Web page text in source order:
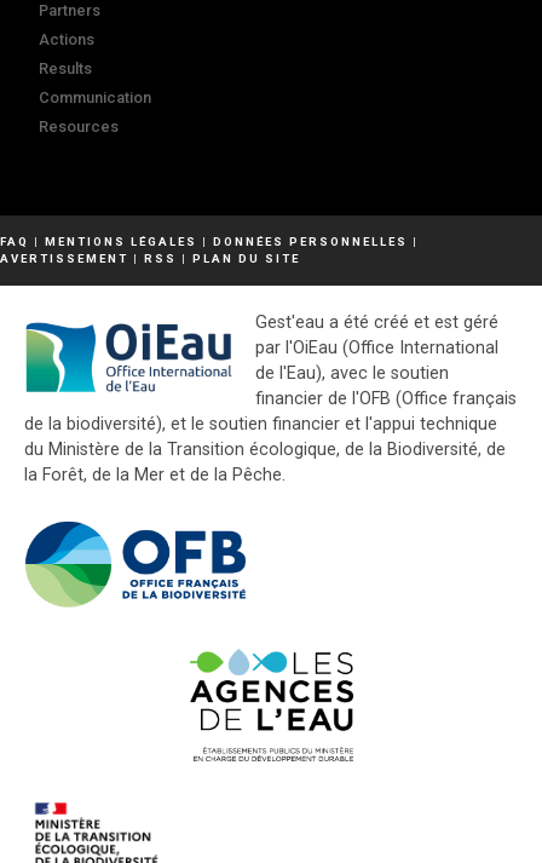
Partners
Actions
Results
Communication
Resources
FAQ | MENTIONS LÉGALES | DONNÉES PERSONNELLES
|
AVERTISSEMENT | RSS | PLAN DU SITE
Gest'eau a été créé et est géré
par l'OiEau (Office International
de l'Eau), avec le soutien
financier de l'OFB (Office français
de la biodiversité), et le soutien financier et l'appui technique
du Ministère de la Transition écologique, de la Biodiversité, de
la Forêt, de la Mer et de la Pêche.